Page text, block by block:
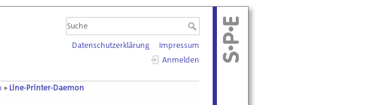
Datenschutzerklärung
Impressum
Anmelden
» Line-Printer-Daemon